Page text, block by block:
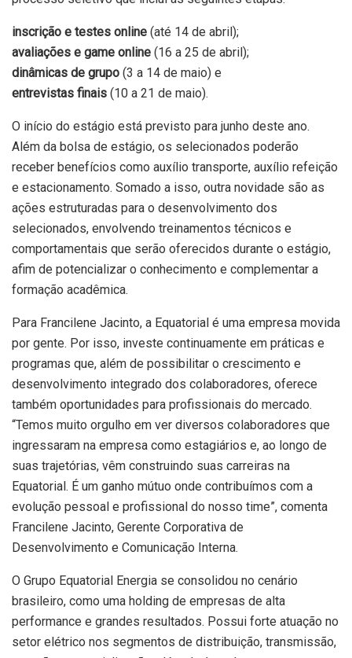
inscrição e testes online (até 14 de abril);
avaliações e game online (16 a 25 de abril);
dinâmicas de grupo (3 a 14 de maio) e
entrevistas finais (10 a 21 de maio).
O início do estágio está previsto para junho deste ano.
Além da bolsa de estágio, os selecionados poderão
receber benefícios como auxílio transporte, auxílio refeição
e estacionamento. Somado a isso, outra novidade são as
ações estruturadas para o desenvolvimento dos
selecionados, envolvendo treinamentos técnicos e
comportamentais que serão oferecidos durante o estágio,
afim de potencializar o conhecimento e complementar a
formação acadêmica.
Para Francilene Jacinto, a Equatorial é uma empresa movida
por gente. Por isso, investe continuamente em práticas e
programas que, além de possibilitar o crescimento e
desenvolvimento integrado dos colaboradores, oferece
também oportunidades para profissionais do mercado.
“Temos muito orgulho em ver diversos colaboradores que
ingressaram na empresa como estagiários e, ao longo de
suas trajetórias, vêm construindo suas carreiras na
Equatorial. É um ganho mútuo onde contribuímos com a
evolução pessoal e profissional do nosso time”, comenta
Francilene Jacinto, Gerente Corporativa de
Desenvolvimento e Comunicação Interna.
O Grupo Equatorial Energia se consolidou no cenário
brasileiro, como uma holding de empresas de alta
performance e grandes resultados. Possui forte atuação no
setor elétrico nos segmentos de distribuição, transmissão,